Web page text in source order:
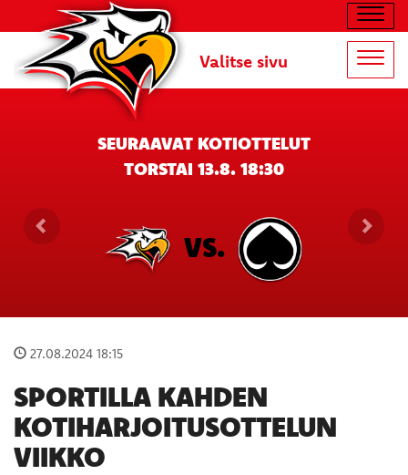
Valitse sivu
SEURAAVAT KOTIOTTELUT
TORSTAI 13.8. 18:30
VS.
27.08.2024 18:15
SPORTILLA KAHDEN
KOTIHARJOITUSOTTELUN
VIIKKO